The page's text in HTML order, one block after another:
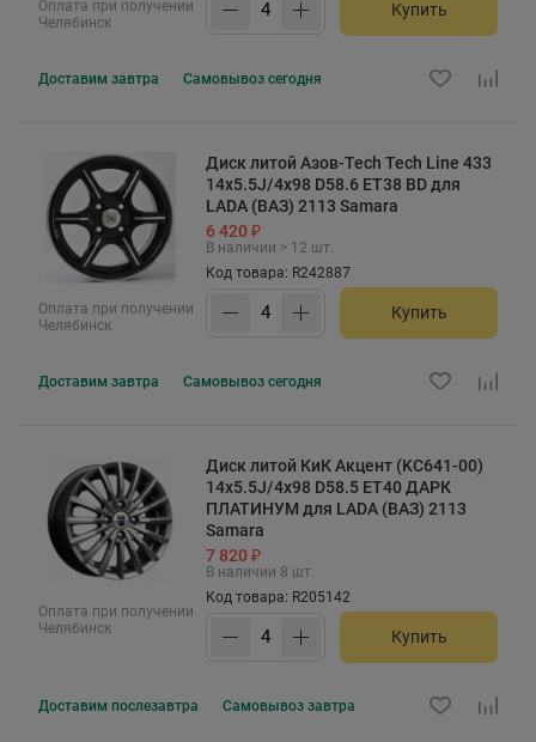
Оплата при получении
Челябинск
Купить
Доставим завтра Самовывоз сегодня
Оплата при получении
Челябинск
Диск литой Азов-Tech Tech Line 433
14x5.5J/4x98 D58.6 ET38 BD для
LADA (ВАЗ) 2113 Samara
6 420 ₽
В наличии > 12 шт.
Код товара: R242887
Купить
Доставим завтра Самовывоз сегодня
Оплата при получении
Челябинск
Диск литой КиК Акцент (KC641-00)
14x5.5J/4x98 D58.5 ET40 ДАРК
ПЛАТИНУМ для LADA (ВАЗ) 2113
Samara
7 820 ₽
В наличии 8 шт.
Код товара: R205142
Купить
Доставим послезавтра Самовывоз завтра